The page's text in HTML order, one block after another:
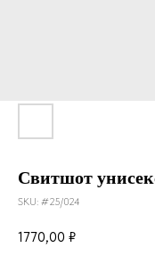
Свитшот
SKU: #25/024
1770,00 ₽